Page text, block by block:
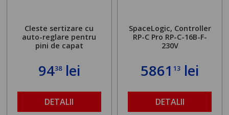
Cleste sertizare cu
auto-reglare pentru
pini de capat
9438lei
DETALII
SpaceLogic, Controller
RP-C Pro RP-C-16B-F-
230V
586113 lei
DETALII